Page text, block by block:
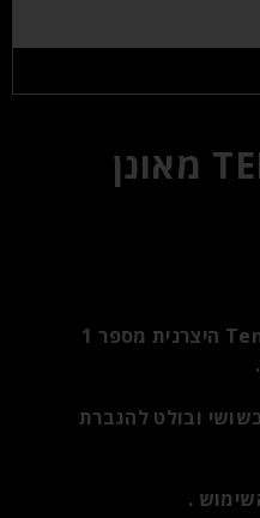
TENGA SPINNER מאונן
מאונן מטורף מבית חברת Tenga היצרנית מספר 1
ובולט להגברת
.